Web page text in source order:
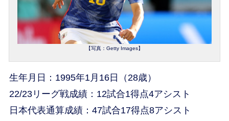
【写真：Getty Images】
生年月日：1995年1月16日（28歳）
22/23リーグ戦成績：12試合1得点4アシスト
日本代表通算成績：47試合17得点8アシスト